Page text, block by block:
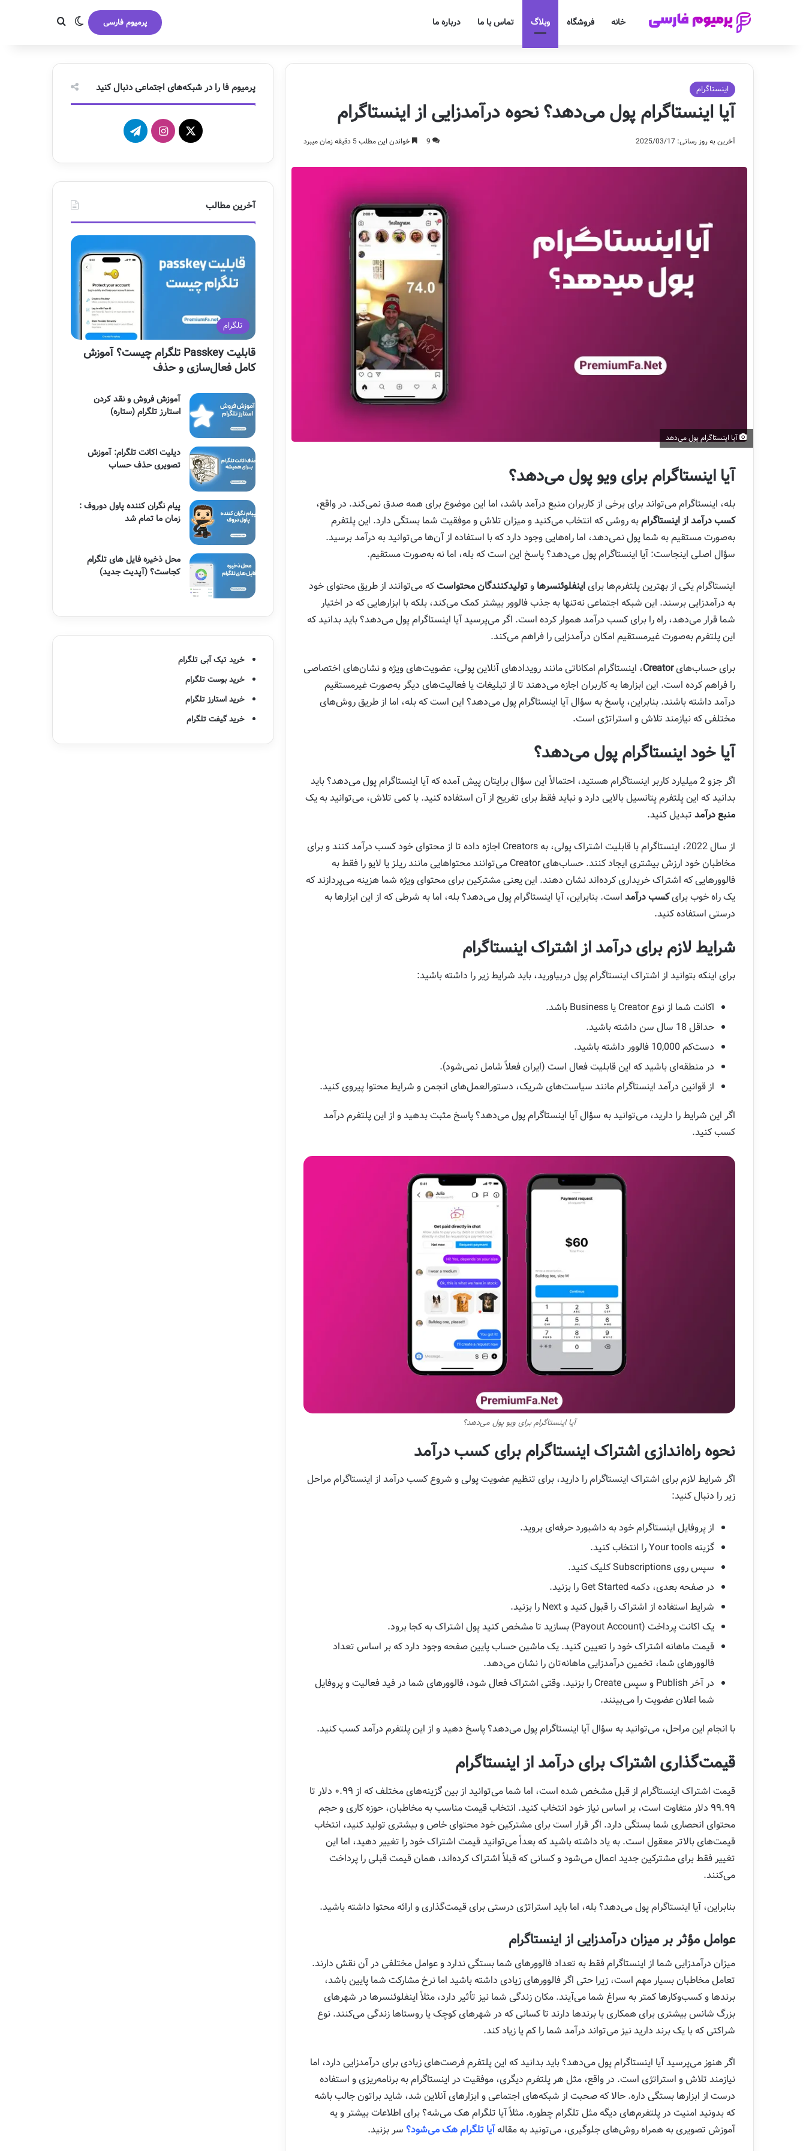
خانه فروشگاه وبلاگ تماس با ما درباره ما پرمیوم فارسی تغییر پوسته
اینستاگرام
آیا اینستاگرام پول می‌دهد؟ نحوه درآمدزایی از اینستاگرام
آخرین به روز رسانی: 2025/03/17 9 خواندن این مطلب 5 دقیقه زمان میبرد
آیا اینستاگرام پول می‌دهد
آیا اینستاگرام برای ویو پول می‌دهد؟
بله، اینستاگرام می‌تواند برای برخی از کاربران منبع درآمد باشد، اما این موضوع برای همه صدق نمی‌کند. در واقع،
کسب درآمد از اینستاگرامبه روشی که انتخاب می‌کنید و میزان تلاش و موفقیت شما بستگی دارد. این پلتفرم
به‌صورت مستقیم به شما پول نمی‌دهد، اما راه‌هایی وجود دارد که با استفاده از آن‌ها می‌توانید به درآمد برسید.
سؤال اصلی اینجاست: آیا اینستاگرام پول می‌دهد؟ پاسخ این است که بله، اما نه به‌صورت مستقیم.
اینستاگرام یکی از بهترین پلتفرم‌ها برایاینفلوئنسرها وتولیدکنندگان محتواستکه می‌توانند از طریق محتوای خود
به درآمدزایی برسند. این شبکه اجتماعی نه‌تنها به جذب فالوور بیشتر کمک می‌کند، بلکه با ابزارهایی که در اختیار
شما قرار می‌دهد، راه را برای کسب درآمد هموار کرده است. اگر می‌پرسید آیا اینستاگرام پول می‌دهد؟ باید بدانید که
این پلتفرم به‌صورت غیرمستقیم امکان درآمدزایی را فراهم می‌کند.
برای حساب‌هایCreator، اینستاگرام امکاناتی مانند رویدادهای آنلاین پولی، عضویت‌های ویژه و نشان‌های اختصاصی
را فراهم کرده است. این ابزارها به کاربران اجازه می‌دهند تا از تبلیغات یا فعالیت‌های دیگر به‌صورت غیرمستقیم
درآمد داشته باشند. بنابراین، پاسخ به سؤال آیا اینستاگرام پول می‌دهد؟ این است که بله، اما از طریق روش‌های
مختلفی که نیازمند تلاش و استراتژی است.
آیا خود اینستاگرام پول می‌دهد؟
اگر جزو 2 میلیارد کاربر اینستاگرام هستید، احتمالاً این سؤال برایتان پیش آمده که آیا اینستاگرام پول می‌دهد؟ باید
بدانید که این پلتفرم پتانسیل بالایی دارد و نباید فقط برای تفریح از آن استفاده کنید. با کمی تلاش، می‌توانید به یک
منبع درآمد تبدیل کنید.
از سال 2022، اینستاگرام با قابلیت اشتراک پولی، به Creators اجازه داده تا از محتوای خود کسب درآمد کنند و برای
مخاطبان خود ارزش بیشتری ایجاد کنند. حساب‌های Creator می‌توانند محتواهایی مانند ریلز یا لایو را فقط به
فالوورهایی که اشتراک خریداری کرده‌اند نشان دهند. این یعنی مشترکین برای محتوای ویژه شما هزینه می‌پردازند که
یک راه خوب برایکسب درآمد است. بنابراین، آیا اینستاگرام پول می‌دهد؟ بله، اما به شرطی که از این ابزارها به
درستی استفاده کنید.
شرایط لازم برای درآمد از اشتراک اینستاگرام
برای اینکه بتوانید از اشتراک اینستاگرام پول دربیاورید، باید شرایط زیر را داشته باشید:
اکانت شما از نوع Creator یا Business باشد.
حداقل 18 سال سن داشته باشید.
دست‌کم 10,000 فالوور داشته باشید.
در منطقه‌ای باشید که این قابلیت فعال است (ایران فعلاً شامل نمی‌شود).
از قوانین درآمد اینستاگرام مانند سیاست‌های شریک، دستورالعمل‌های انجمن و شرایط محتوا پیروی کنید.
اگر این شرایط را دارید، می‌توانید به سؤال آیا اینستاگرام پول می‌دهد؟ پاسخ مثبت بدهید و از این پلتفرم درآمد
کسب کنید.
آیا اینستاگرام برای ویو پول می‌دهد؟
نحوه راه‌اندازی اشتراک اینستاگرام برای کسب درآمد
اگر شرایط لازم برای اشتراک اینستاگرام را دارید، برای تنظیم عضویت پولی و شروع کسب درآمد از اینستاگرام مراحل
زیر را دنبال کنید:
از پروفایل اینستاگرام خود به داشبورد حرفه‌ای بروید.
گزینه Your tools را انتخاب کنید.
سپس روی Subscriptions کلیک کنید.
در صفحه بعدی، دکمه Get Started را بزنید.
شرایط استفاده از اشتراک را قبول کنید و Next را بزنید.
یک اکانت پرداخت (Payout Account) بسازید تا مشخص کنید پول اشتراک به کجا برود.
قیمت ماهانه اشتراک خود را تعیین کنید. یک ماشین حساب پایین صفحه وجود دارد که بر اساس تعداد
فالوورهای شما، تخمین درآمدزایی ماهانه‌تان را نشان می‌دهد.
در آخر Publish و سپس Create را بزنید. وقتی اشتراک فعال شود، فالوورهای شما در فید فعالیت و پروفایل
شما اعلان عضویت را می‌بینند.
با انجام این مراحل، می‌توانید به سؤال آیا اینستاگرام پول می‌دهد؟ پاسخ دهید و از این پلتفرم درآمد کسب کنید.
قیمت‌گذاری اشتراک برای درآمد از اینستاگرام
قیمت اشتراک اینستاگرام از قبل مشخص شده است، اما شما می‌توانید از بین گزینه‌های مختلف که از ۰.۹۹ دلار تا
۹۹.۹۹ دلار متفاوت است، بر اساس نیاز خود انتخاب کنید. انتخاب قیمت مناسب به مخاطبان، حوزه کاری و حجم
محتوای انحصاری شما بستگی دارد. اگر قرار است برای مشترکین خود محتوای خاص و بیشتری تولید کنید، انتخاب
قیمت‌های بالاتر معقول است. به یاد داشته باشید که بعداً می‌توانید قیمت اشتراک خود را تغییر دهید، اما این
تغییر فقط برای مشترکین جدید اعمال می‌شود و کسانی که قبلاً اشتراک کرده‌اند، همان قیمت قبلی را پرداخت
می‌کنند.
بنابراین، آیا اینستاگرام پول می‌دهد؟ بله، اما باید استراتژی درستی برای قیمت‌گذاری و ارائه محتوا داشته باشید.
عوامل مؤثر بر میزان درآمدزایی از اینستاگرام
میزان درآمدزایی شما از اینستاگرام فقط به تعداد فالوورهای شما بستگی ندارد و عوامل مختلفی در آن نقش دارند.
تعامل مخاطبان بسیار مهم است، زیرا حتی اگر فالوورهای زیادی داشته باشید اما نرخ مشارکت شما پایین باشد،
برندها و کسب‌وکارها کمتر به سراغ شما می‌آیند. مکان زندگی شما نیز تأثیر دارد، مثلاً اینفلوئنسرها در شهرهای
بزرگ شانس بیشتری برای همکاری با برندها دارند تا کسانی که در شهرهای کوچک یا روستاها زندگی می‌کنند. نوع
شراکتی که با یک برند دارید نیز می‌تواند درآمد شما را کم یا زیاد کند.
اگر هنوز می‌پرسید آیا اینستاگرام پول می‌دهد؟ باید بدانید که این پلتفرم فرصت‌های زیادی برای درآمدزایی دارد، اما
نیازمند تلاش و استراتژی است. در واقع، مثل هر پلتفرم دیگری، موفقیت در اینستاگرام به برنامه‌ریزی و استفاده
درست از ابزارها بستگی داره. حالا که صحبت از شبکه‌های اجتماعی و ابزارهای آنلاین شد، شاید براتون جالب باشه
که بدونید امنیت در پلتفرم‌های دیگه مثل تلگرام چطوره. مثلاً آیا تلگرام هک می‌شه؟ برای اطلاعات بیشتر و یه
آموزش تصویری به همراه روش‌های جلوگیری، می‌تونید به مقالهآیا تلگرام هک می‌شود؟ سر بزنید.
پرمیوم فا را در شبکه‌های اجتماعی دنبال کنید
X
ن
ت
گ
ا
م
آخرین مطالب
تلگرام
قابلیت Passkey تلگرام چیست؟ آموزش
کامل فعال‌سازی و حذف
آموزش فروش و نقد کردن
استارز تلگرام (ستاره)
دیلیت اکانت تلگرام: آموزش
تصویری حذف حساب
پیام نگران کننده پاول دوروف :
زمان ما تمام شد
محل ذخیره فایل های تلگرام
کجاست؟ (آپدیت جدید)
خرید تیک آبی تلگرام
خرید بوست تلگرام
خرید استارز تلگرام
خرید گیفت تلگرام